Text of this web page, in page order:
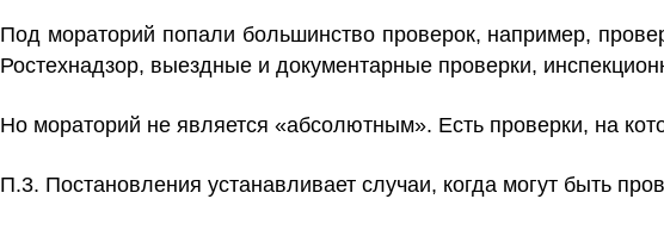
Под мораторий попали большинство проверок, например,
Ростехнадзор, выездные и документарные проверки,
Но мораторий не является «абсолютным». Есть проверки, на
П.3. Постановления устанавливает случаи, когда могут быть